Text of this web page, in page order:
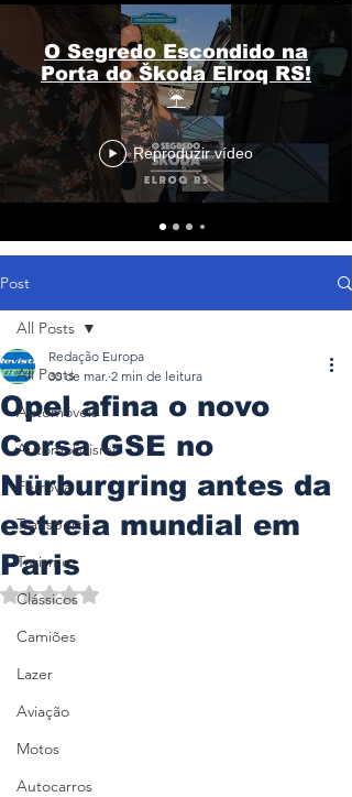
O Segredo Escondido na
Porta do Škoda Elroq RS!
☔
Reproduzir vídeo
Post
All Posts
Automóveis
Automobilismo
Ferrovia
Transporte
Turismo
Clássicos
Camiões
Lazer
Aviação
Motos
Autocarros
All Posts
Opel afina o novo
Corsa GSE no
Nürburgring antes da
estreia mundial em
Paris
Redação Europa
30 de mar. 2 min de leitura
Avaliado com NaN de 5 estrelas.